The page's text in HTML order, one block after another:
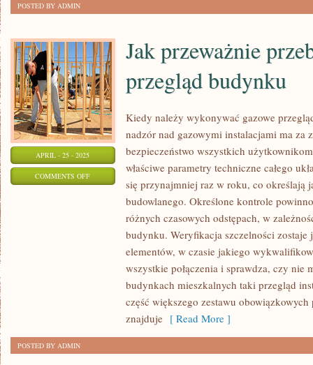
POSTED BY ADMIN
APRIL - 25 - 2025
COMMENTS OFFON
Jak przeważnie
przegląd budynku
Kiedy należy wykonywać gazowe
nadzór nad gazowymi instalacjami ma za
bezpieczeństwo wszystkich
właściwe parametry techniczne całego
się przynajmniej raz w roku, co określają
budowlanego. Określone kontrole
różnych czasowych odstępach, w
budynku. Weryfikacja szczelności zostaje
elementów, w czasie jakiego
wszystkie połączenia i sprawdza, czy nie
budynkach mieszkalnych taki przegląd
część większego zestawu
znajduje [ Read More ]
POSTED BY ADMIN